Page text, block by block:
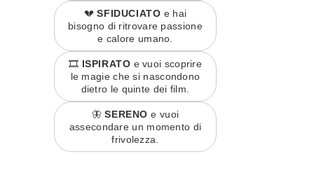
💔SFIDUCIATO e hai
bisogno di ritrovare passione
e calore umano.
🎞️ ISPIRATO e vuoi scoprire
le magie che si nascondono
dietro le quinte dei film.
🦋SERENO e vuoi
assecondare un momento di
frivolezza.